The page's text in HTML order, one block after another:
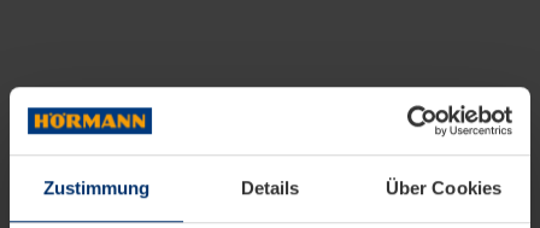
Zustimmung Details Über Cookies